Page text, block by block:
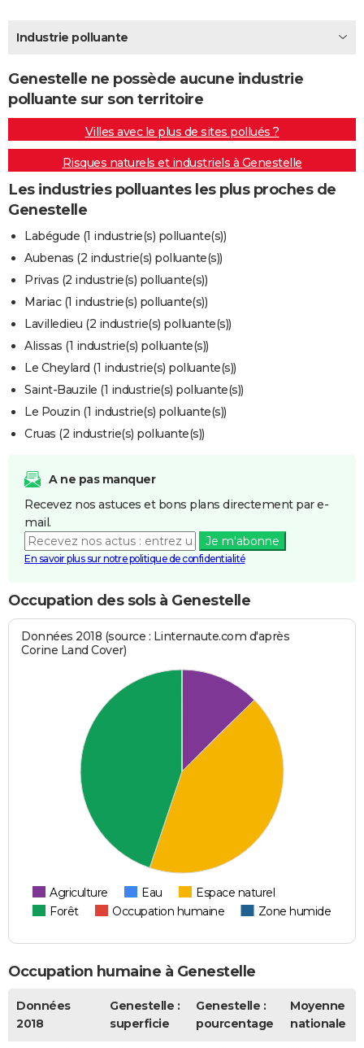
BONS PLANS
CARTE DE VOEUX
Carte de Noël
Carte Bonne année
Carte Saint-Valentin
Carte Pâques
Carte d'anniversaire
DICTIONNAIRE
Dictionnaire
Biographies
Citations
Expressions
Proverbes
PROGRAMME TV
COPAINS D'AVANT
S'inscrire
Se connecter
Primaires
Universités
Entreprises
Service militaire
Avis de recherche
AVIS DE DÉCÈS
FORUM
Industrie polluante
Genestelle ne possède aucune industrie
polluante sur son territoire
Villes avec le plus de sites pollués ?
Risques naturels et industriels à Genestelle
Les industries polluantes les plus proches de
Genestelle
Labégude (1 industrie(s) polluante(s))
Aubenas (2 industrie(s) polluante(s))
Privas (2 industrie(s) polluante(s))
Mariac (1 industrie(s) polluante(s))
Lavilledieu (2 industrie(s) polluante(s))
Alissas (1 industrie(s) polluante(s))
Le Cheylard (1 industrie(s) polluante(s))
Saint-Bauzile (1 industrie(s) polluante(s))
Le Pouzin (1 industrie(s) polluante(s))
Cruas (2 industrie(s) polluante(s))
A ne pas manquer
Recevez nos astuces et bons plans directement par e-
mail.
Je m'abonne
En savoir plus sur notre politique de confidentialité
Occupation des sols à Genestelle
Données 2018 (source : Linternaute.com d'après
Corine Land Cover)
Agriculture Eau
Espace naturel
Forêt
Occupation humaine Zone humide
Occupation humaine à Genestelle
Données
2018
Genestelle :
superficie
Genestelle :
pourcentage
Moyenne
nationale